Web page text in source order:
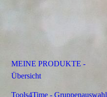
MEINE PRODUKTE -
Übersicht
Tools4Time - Gruppenauswahl